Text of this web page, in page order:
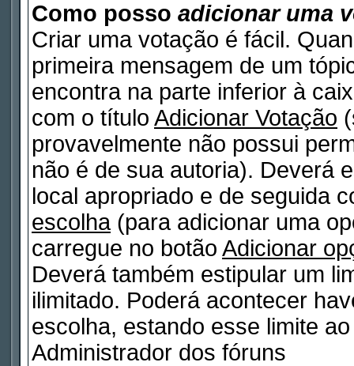
Como posso adicionar uma
Criar uma votação é fácil.
primeira mensagem de um
encontra na parte inferior à
com o título Adicionar Votação
provavelmente não possui
não é de sua autoria). Deverá
local apropriado e de seguida
escolha(para adicionar uma
carregue no botão Adicionar
Deverá também estipular um
ilimitado. Poderá acontecer
escolha, estando esse limite
Administrador dos fóruns